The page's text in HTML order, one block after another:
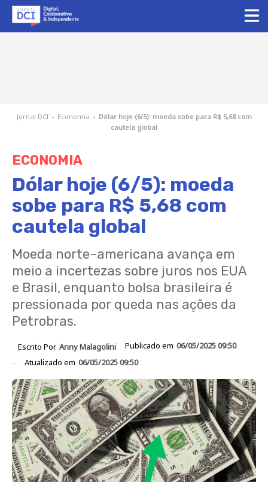
Jornal DCI › Economia › Dólar hoje (6/5): moeda sobe para R$ 5,68 com
cautela global
ECONOMIA
Dólar hoje (6/5): moeda
sobe para R$ 5,68 com
cautela global
Moeda norte-americana avança em
meio a incertezas sobre juros nos EUA
e Brasil, enquanto bolsa brasileira é
pressionada por queda nas ações da
Petrobras.
Escrito Por Anny Malagolini Publicado em 06/05/2025 09:50
Atualizado em 06/05/2025 09:50